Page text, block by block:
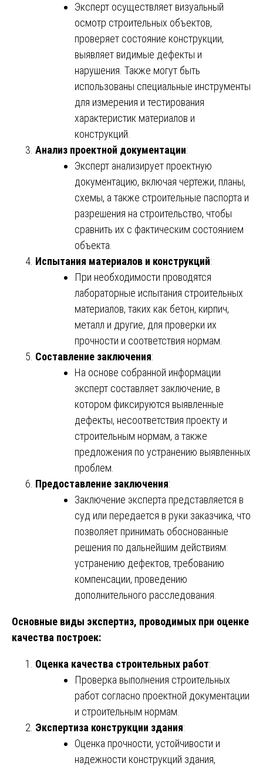
Эксперт осуществляет визуальный
осмотр строительных объектов,
проверяет состояние конструкции,
выявляет видимые дефекты и
нарушения. Также могут быть
использованы специальные инструменты
для измерения и тестирования
характеристик материалов и
конструкций.
Анализ проектной документации:
Эксперт анализирует проектную
документацию, включая чертежи, планы,
схемы, а также строительные паспорта и
разрешения на строительство, чтобы
сравнить их с фактическим состоянием
объекта.
Испытания материалов и конструкций:
При необходимости проводятся
лабораторные испытания строительных
материалов, таких как бетон, кирпич,
металл и другие, для проверки их
прочности и соответствия нормам.
Составление заключения:
На основе собранной информации
эксперт составляет заключение, в
котором фиксируются выявленные
дефекты, несоответствия проекту и
строительным нормам, а также
предложения по устранению выявленных
проблем.
Предоставление заключения:
Заключение эксперта представляется в
суд или передается в руки заказчика, что
позволяет принимать обоснованные
решения по дальнейшим действиям:
устранению дефектов, требованию
компенсации, проведению
дополнительного расследования.
Основные виды экспертиз, проводимых при оценке
качества построек:
Оценка качества строительных работ:
Проверка выполнения строительных
работ согласно проектной документации
и строительным нормам.
Экспертиза конструкции здания:
Оценка прочности, устойчивости и
надежности конструкций здания,